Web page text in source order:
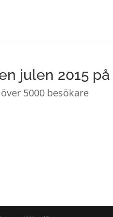
julen 2015
5000 besökare